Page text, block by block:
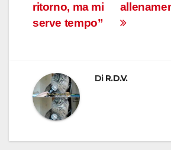
ritorno, ma mi
serve tempo”
Di R.D.V.